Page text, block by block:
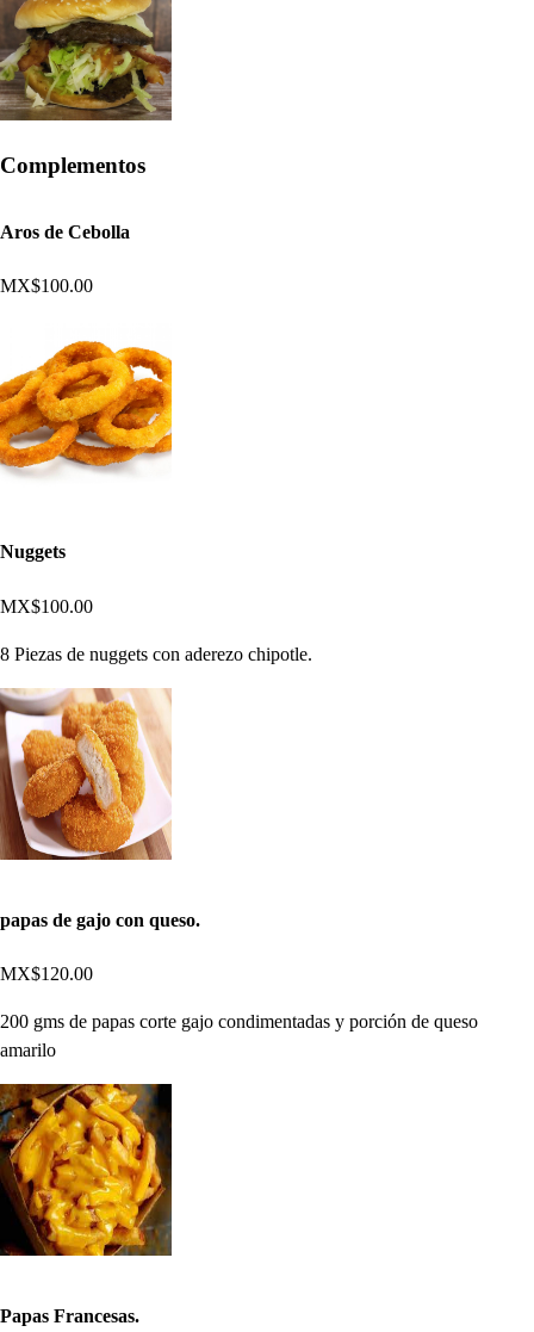
Complementos
Aros de Cebolla
MX$100.00
Nuggets
MX$100.00
8 Piezas de nuggets con aderezo chipotle.
papas de gajo con queso.
MX$120.00
200 gms de papas corte gajo condimentadas y porción de queso
amarilo
Papas Francesas.